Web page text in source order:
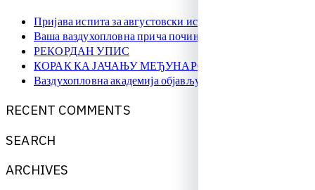
Пријава испита за августовски испитни рок
Ваша ваздухопловна прича почиње овде!
РЕКОРДАН УПИС
КОРАК КА ЈАЧАЊУ МЕЂУНАРОДНЕ САРАДЊЕ
Ваздухопловна академија објављује упис на � …
RECENT COMMENTS
SEARCH
ARCHIVES